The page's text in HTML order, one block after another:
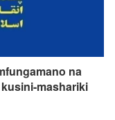
na
mashariki